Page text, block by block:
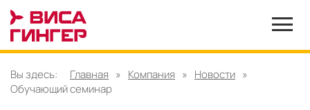
Вы здесь: Главная » Компания » Новости »
Обучающий семинар